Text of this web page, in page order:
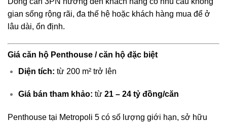
gian sống rộng rãi, đa thế hệ hoặc khách hàng mua để ở
lâu dài, ổn định.
Giá căn hộ Penthouse / căn hộ đặc biệt
Diện tích: từ 200 m² trở lên
Giá bán tham khảo: từ 21 – 24 tỷ đồng/căn
Penthouse tại Metropoli 5 có số lượng giới hạn, sở hữu